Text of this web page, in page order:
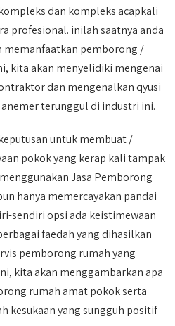
dan kompleks acapkali
profesional. inilah saatnya anda
memanfaatkan pemborong /
kita akan menyelidiki mengenai
dan mengenalkan qyusi
terunggul di industri ini.
untuk membuat /
pokok yang kerap kali tampak
Jasa Pemborong
hanya memercayakan pandai
sendiri opsi ada keistimewaan
faedah yang dihasilkan
pemborong rumah yang
kita akan menggambarkan apa
rumah amat pokok serta
kesukaan yang sungguh positif